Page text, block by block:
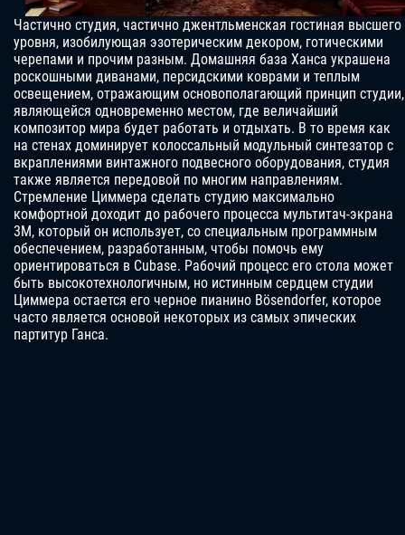
Частично студия, частично джентльменская гостиная высшего
уровня, изобилующая эзотерическим декором, готическими
черепами и прочим разным. Домашняя база Ханса украшена
роскошными диванами, персидскими коврами и теплым
освещением, отражающим основополагающий принцип студии,
являющейся одновременно местом, где величайший
композитор мира будет работать и отдыхать. В то время как
на стенах доминирует колоссальный модульный синтезатор с
вкраплениями винтажного подвесного оборудования, студия
также является передовой по многим направлениям.
Стремление Циммера сделать студию максимально
комфортной доходит до рабочего процесса мультитач-экрана
3M, который он использует, со специальным программным
обеспечением, разработанным, чтобы помочь ему
ориентироваться в Cubase. Рабочий процесс его стола может
быть высокотехнологичным, но истинным сердцем студии
Циммера остается его черное пианино Bösendorfer, которое
часто является основой некоторых из самых эпических
партитур Ганса.